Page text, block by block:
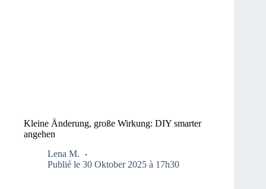
Kleine Änderung, große Wirkung: DIY smarter
angehen
Lena M.
Publié le 30 Oktober 2025 à 17h30